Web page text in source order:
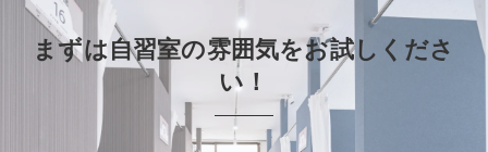
まずは自習室の雰囲気をお試しくださ
い！